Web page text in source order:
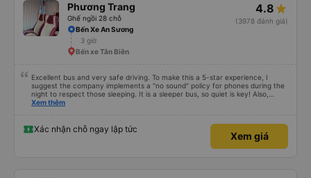
Phương Trang
Ghế ngồi 28 chỗ
4.8
(3978 đánh giá)
Bến Xe An Sương
3 giờ
Bến xe Tân Biên
Excellent bus and very safe driving. To make this a 5-star experience, I
suggest the company implements a "no sound" policy for phones during the
night to respect those sleeping. It is a sleeper bus, so quiet is key! Also,
please display the Wi-Fi password clearly inside the cabin for convenience. I
quy định rõ ràng về việc giữ im lặng (tắt âm thanh điện thoại) vào ban đêm
để tránh làm phiền hành khách khác ngủ. Ngoài ra, nhà xe nên dán sẵn mật
khẩu Wi-Fi trong xe để hành khách dễ dàng sử dụng. Tôi vẫn sẽ tiếp tục ủng
Xem thêm
Xác nhận chỗ ngay lập tức
Xem giá